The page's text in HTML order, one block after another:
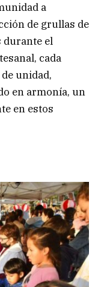
a
de grullas de
durante el
cada
unidad,
en armonía, un
en estos